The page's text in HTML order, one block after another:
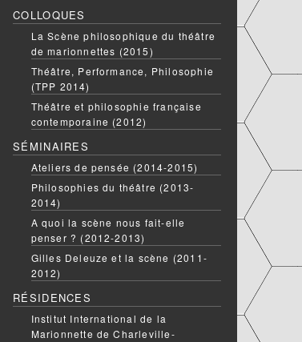
COLLOQUES
La Scène philosophique du théâtre
de marionnettes (2015)
Théâtre, Performance, Philosophie
(TPP 2014)
Théâtre et philosophie française
contemporaine (2012)
SÉMINAIRES
Ateliers de pensée (2014-2015)
Philosophies du théâtre (2013-
2014)
A quoi la scène nous fait-elle
penser ? (2012-2013)
Gilles Deleuze et la scène (2011-
2012)
RÉSIDENCES
Institut International de la
Marionnette de Charleville-